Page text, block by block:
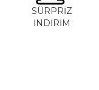
SÜRPRİZ
İNDİRİM